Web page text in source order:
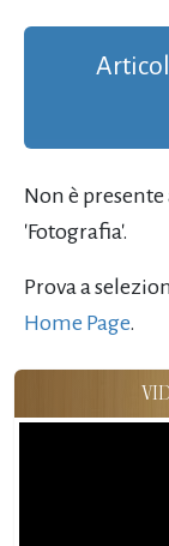
Non è
'Fotografia'.
Prova a
Home Page.